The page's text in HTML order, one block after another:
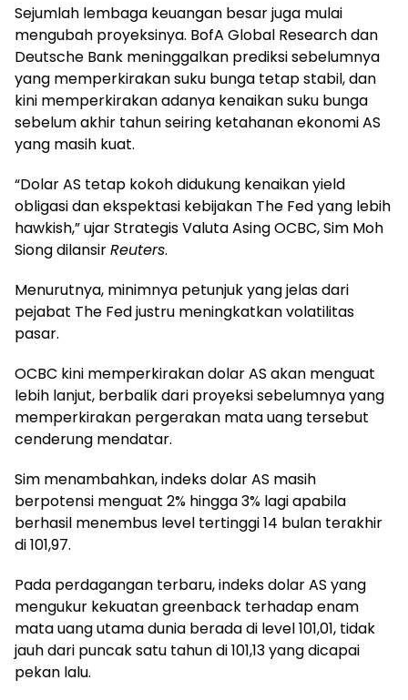
Sejumlah lembaga keuangan besar juga mulai
mengubah proyeksinya. BofA Global Research dan
Deutsche Bank meninggalkan prediksi sebelumnya
yang memperkirakan suku bunga tetap stabil, dan
kini memperkirakan adanya kenaikan suku bunga
sebelum akhir tahun seiring ketahanan ekonomi AS
yang masih kuat.
“Dolar AS tetap kokoh didukung kenaikan yield
obligasi dan ekspektasi kebijakan The Fed yang lebih
hawkish,” ujar Strategis Valuta Asing OCBC, Sim Moh
Siong dilansirReuters.
Menurutnya, minimnya petunjuk yang jelas dari
pejabat The Fed justru meningkatkan volatilitas
pasar.
OCBC kini memperkirakan dolar AS akan menguat
lebih lanjut, berbalik dari proyeksi sebelumnya yang
memperkirakan pergerakan mata uang tersebut
cenderung mendatar.
Sim menambahkan, indeks dolar AS masih
berpotensi menguat 2% hingga 3% lagi apabila
berhasil menembus level tertinggi 14 bulan terakhir
di 101,97.
Pada perdagangan terbaru, indeks dolar AS yang
mengukur kekuatan greenback terhadap enam
mata uang utama dunia berada di level 101,01, tidak
jauh dari puncak satu tahun di 101,13 yang dicapai
pekan lalu.